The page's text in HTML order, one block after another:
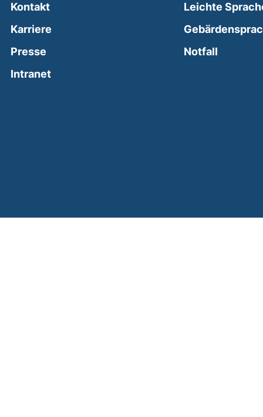
Kontakt
Karriere
Presse
Intranet(external link, opens in a new window)
Leichte
Notfall